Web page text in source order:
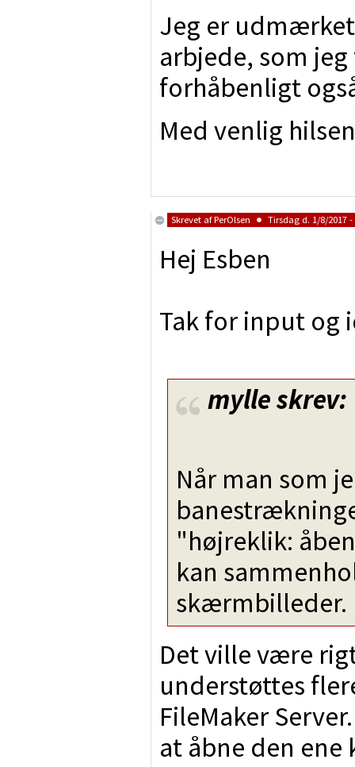
Jeg er
arbjede, som
forhåbenligt
Med venlig
Skrevet afPerOlsen Tirsdag d. 1/8/2017 -
Hej Esben
Tak for input og
mylleskrev:
Når man som
"højreklik:
kan
skærmbilleder.
Det ville være
understøttes
FileMaker
at åbne den ene